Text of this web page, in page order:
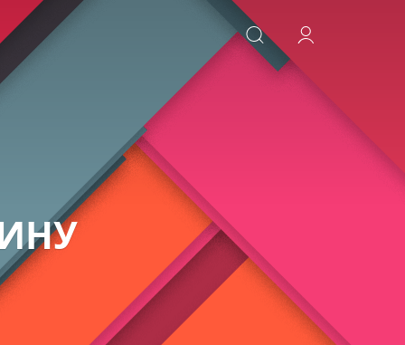
ИСКАТЬ